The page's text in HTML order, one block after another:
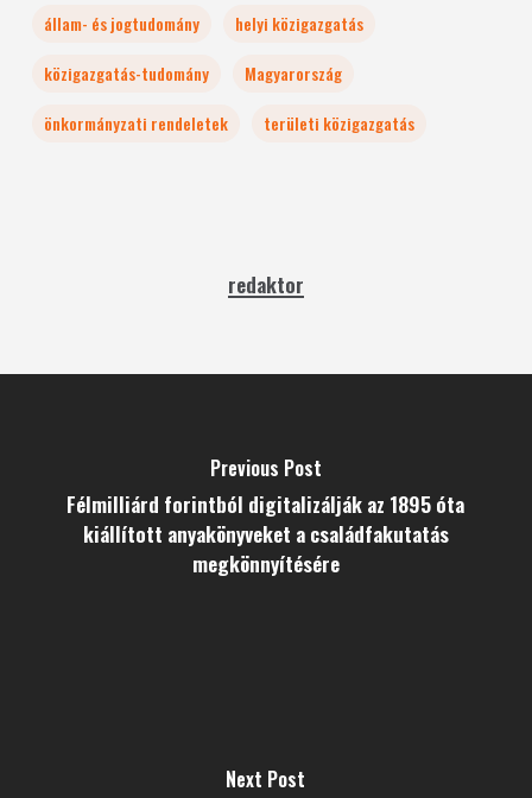
állam- és jogtudomány
helyi közigazgatás
közigazgatás-tudomány
Magyarország
önkormányzati rendeletek
területi közigazgatás
redaktor
Previous Post
Félmilliárd forintból digitalizálják az 1895 óta
kiállított anyakönyveket a családfakutatás
megkönnyítésére
Next Post